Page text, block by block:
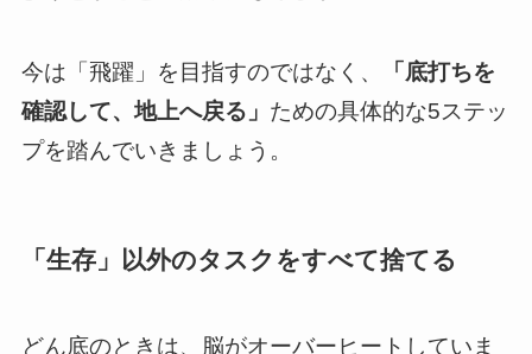
今は「飛躍」を目指すのではなく、
「底打ちを
確認して、地上へ戻る」 ための具体的な5ステッ
プを踏んでいきましょう。
「生存」以外のタスクをすべて捨てる
どん底のときは、脳がオーバーヒートしていま